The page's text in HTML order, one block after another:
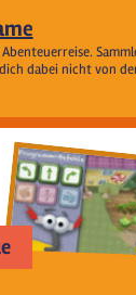
dabei nicht von